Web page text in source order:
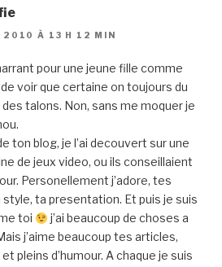
2010 À 13 H 12 MIN
pour une jeune fille comme
de voir que certaine on toujours du
talons. Non, sans me moquer je
ton blog, je l’ai decouvert sur une
de jeux video, ou ils conseillaient
Personellement j’adore, tes
ta presentation. Et puis je suis
toi
j’ai beaucoup de choses a
j’aime beaucoup tes articles,
pleins d’humour. A chaque je suis